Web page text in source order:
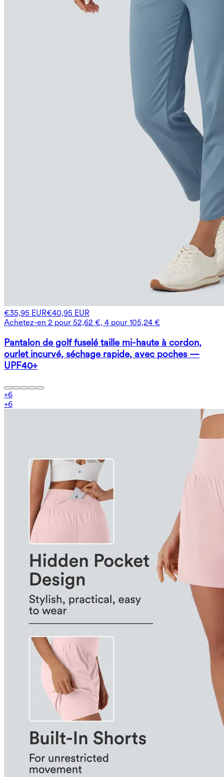
€35,95 EUR€40,95 EUR
Achetez-en 2 pour 52,62 €, 4 pour 105,24 €
Pantalon de golf fuselé taille mi-haute à cordon,
ourlet incurvé, séchage rapide, avec poches —
UPF40+
+6
+6